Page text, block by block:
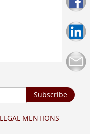
Subscribe
LEGAL MENTIONS